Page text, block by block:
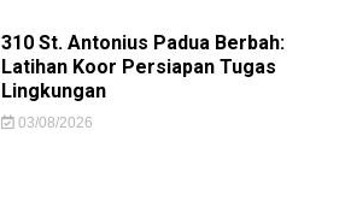
310 St. Antonius Padua Berbah:
Latihan Koor Persiapan Tugas
Lingkungan
03/08/2026